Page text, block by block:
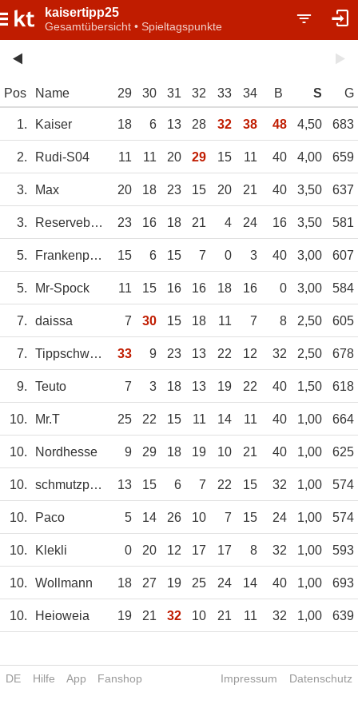
kaisertipp25
Gesamtübersicht • Spieltagspunkte
Pos Name 29 30 31 32 33 34 B S G
1. Kaiser 18 6 13 28 32 38 48 4,50 683
2. Rudi-S04 11 11 20 29 15 11 40 4,00 659
3. Max 20 18 23 15 20 21 40 3,50 637
3. Reservebänkler 23 16 18 21 4 24 16 3,50 581
5. Frankenpower 15 6 15 7 0 3 40 3,00 607
5. Mr-Spock 11 15 16 16 18 16 0 3,00 584
7. daissa 7 30 15 18 11 7 8 2,50 605
7. Tippschwester 33 9 23 13 22 12 32 2,50 678
9. Teuto 7 3 18 13 19 22 40 1,50 618
10. Mr.T 25 22 15 11 14 11 40 1,00 664
10. Nordhesse 9 29 18 19 10 21 40 1,00 625
10. schmutzpuckel 13 15 6 7 22 15 32 1,00 574
10. Paco 5 14 26 10 7 15 24 1,00 574
10. Klekli 0 20 12 17 17 8 32 1,00 593
10. Wollmann 18 27 19 25 24 14 40 1,00 693
10. Heioweia 19 21 32 10 21 11 32 1,00 639
DE Hilfe App Fanshop Impressum Datenschutz